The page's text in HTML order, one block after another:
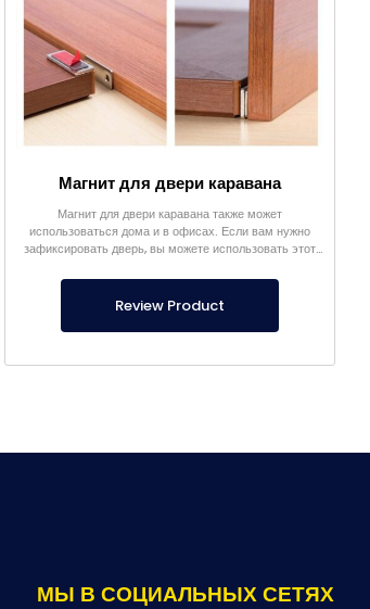
Магнит для двери каравана
Магнит для двери каравана также может
использоваться дома и в офисах. Если вам нужно
зафиксировать дверь, вы можете использовать этот
Review Product
МЫ В СОЦИАЛЬНЫХ СЕТЯХ